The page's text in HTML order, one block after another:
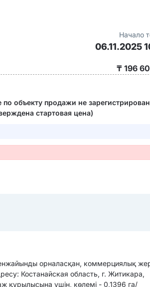
Начало
06.11.2025
₸ 196
объекту продажи не
стартовая цена)
орналасқан, коммерциялық
Костанайская область, г. Житикара,
құрылысына үшін, көлемі - 0,1396 га/